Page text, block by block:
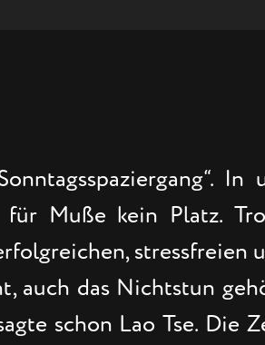
Muße kein Platz.
stressfreien
auch das Nichtstun
schon Lao Tse. Die